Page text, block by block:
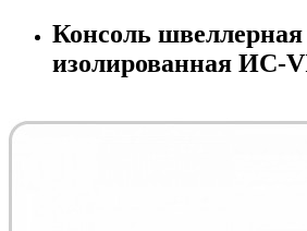
Консоль швеллерная
изолированная ИС-